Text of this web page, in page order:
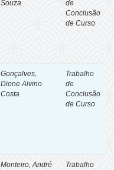
Souza
de
Conclusão
de Curso
Gonçalves,
Dione Alvino
Costa
Trabalho
de
Conclusão
de Curso
Monteiro, André
Trabalho